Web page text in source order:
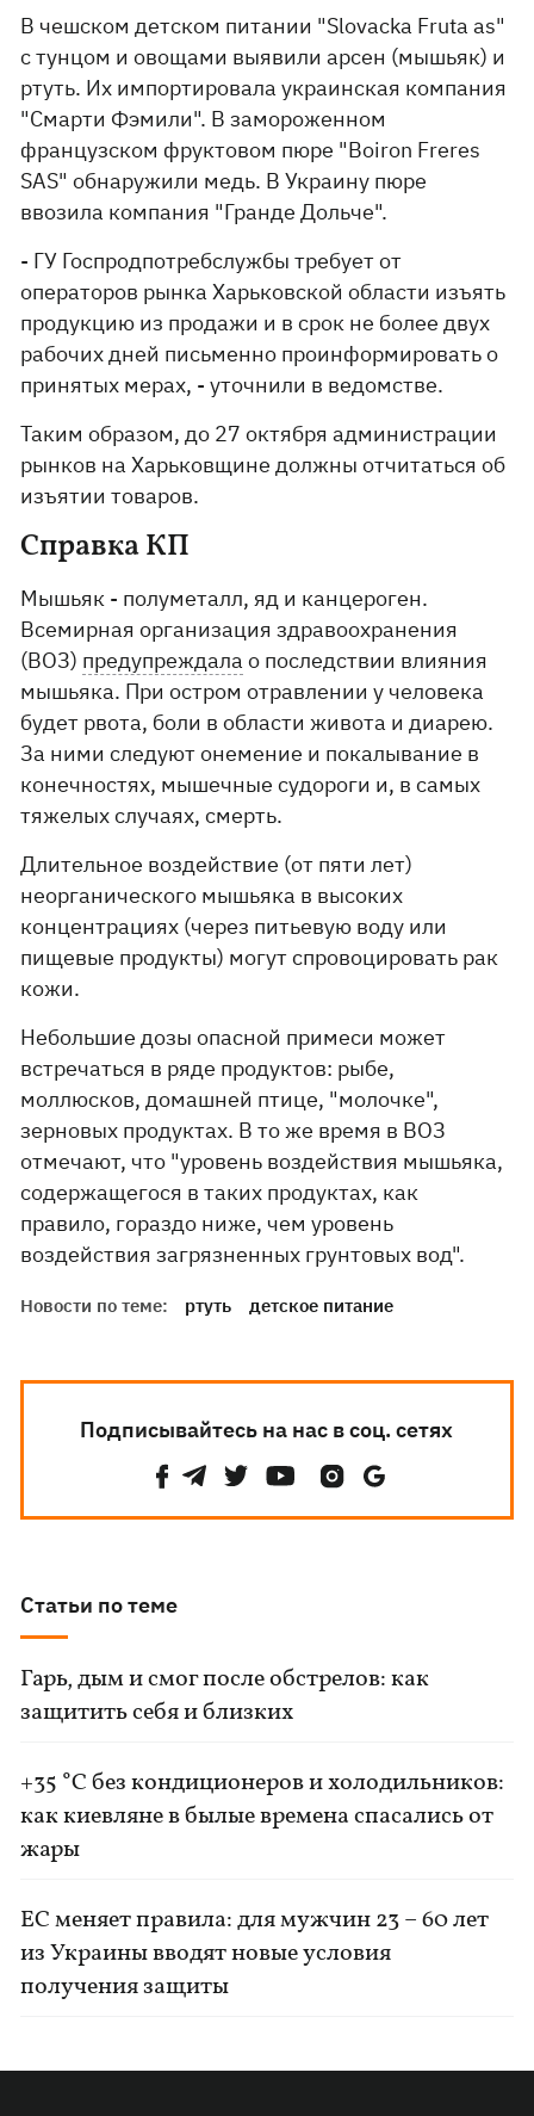
В чешском детском питании "Slovacka Fruta as"
с тунцом и овощами выявили арсен (мышьяк) и
ртуть. Их импортировала украинская компания
"Смарти Фэмили". В замороженном
французском фруктовом пюре "Boiron Freres
SAS" обнаружили медь. В Украину пюре
ввозила компания "Гранде Дольче".
- ГУ Госпродпотребслужбы требует от
операторов рынка Харьковской области изъять
продукцию из продажи и в срок не более двух
рабочих дней письменно проинформировать о
принятых мерах, - уточнили в ведомстве.
Таким образом, до 27 октября администрации
рынков на Харьковщине должны отчитаться об
изъятии товаров.
Справка КП
Мышьяк - полуметалл, яд и канцероген.
Всемирная организация здравоохранения
(ВОЗ) предупреждала о последствии влияния
мышьяка. При остром отравлении у человека
будет рвота, боли в области живота и диарею.
За ними следуют онемение и покалывание в
конечностях, мышечные судороги и, в самых
тяжелых случаях, смерть.
Длительное воздействие (от пяти лет)
неорганического мышьяка в высоких
концентрациях (через питьевую воду или
пищевые продукты) могут спровоцировать рак
кожи.
Небольшие дозы опасной примеси может
встречаться в ряде продуктов: рыбе,
моллюсков, домашней птице, "молочке",
зерновых продуктах. В то же время в ВОЗ
отмечают, что "уровень воздействия мышьяка,
содержащегося в таких продуктах, как
правило, гораздо ниже, чем уровень
воздействия загрязненных грунтовых вод".
Новости по теме: ртуть детское питание
Подписывайтесь на нас в соц. сетях
Статьи по теме
Гарь, дым и смог после обстрелов: как
защитить себя и близких
+35 °C без кондиционеров и холодильников:
как киевляне в былые времена спасались от
жары
ЕС меняет правила: для мужчин 23 – 60 лет
из Украины вводят новые условия
получения защиты